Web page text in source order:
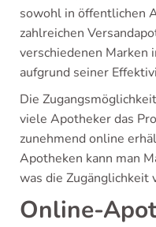
sowohl in öffentlichen
zahlreichen
verschiedenen Marken
aufgrund seiner
Die
viele Apotheker das
zunehmend online
Apotheken kann man
was die Zugänglichkeit
Online-